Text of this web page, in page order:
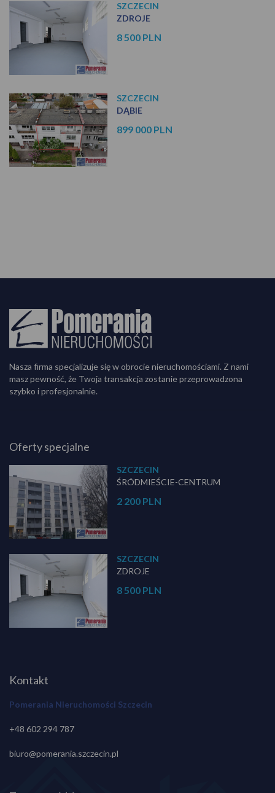
SZCZECIN
ZDROJE
8 500 PLN
SZCZECIN
DĄBIE
899 000 PLN
Nasza firma specjalizuje się w obrocie nieruchomościami. Z nami
masz pewność, że Twoja transakcja zostanie przeprowadzona
szybko i profesjonalnie.
Oferty specjalne
SZCZECIN
ŚRÓDMIEŚCIE-CENTRUM
2 200 PLN
SZCZECIN
ZDROJE
8 500 PLN
Kontakt
Pomerania Nieruchomości Szczecin
+48 602 294 787
biuro@pomerania.szczecin.pl